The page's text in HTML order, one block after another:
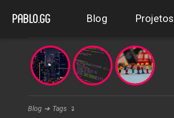
pablo.gg Blog Projetos
Blog ➔ Tags ↴